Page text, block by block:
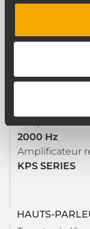
Impédance
Manipulation
Manipulation
800 W PEAK
2000 Hz
Amplificateur
KPS SERIES
HAUTS-